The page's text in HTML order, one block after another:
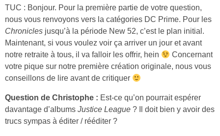
TUC : Bonjour. Pour la première partie de votre question,
nous vous renvoyons vers la catégories DC Prime. Pour les
Chronicles jusqu’à la période New 52, c’est le plan initial.
Maintenant, si vous voulez voir ça arriver un jour et avant
notre retraite à tous, il va falloir les offrir, hein
Concernant
votre pique sur notre première création originale, nous vous
conseillons de lire avant de critiquer
Question de Christophe : Est-ce qu’on pourrait espérer
davantage d’albums Justice League ? Il doit bien y avoir des
trucs sympas à éditer / rééditer ?